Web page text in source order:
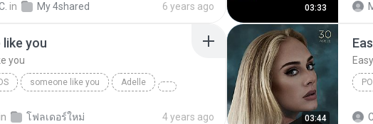
in My 4shared 6 years ago 03:33
you
you
someone like you Adelle
in โฟลเดอร์ใหม่ 4 years ago 03:44